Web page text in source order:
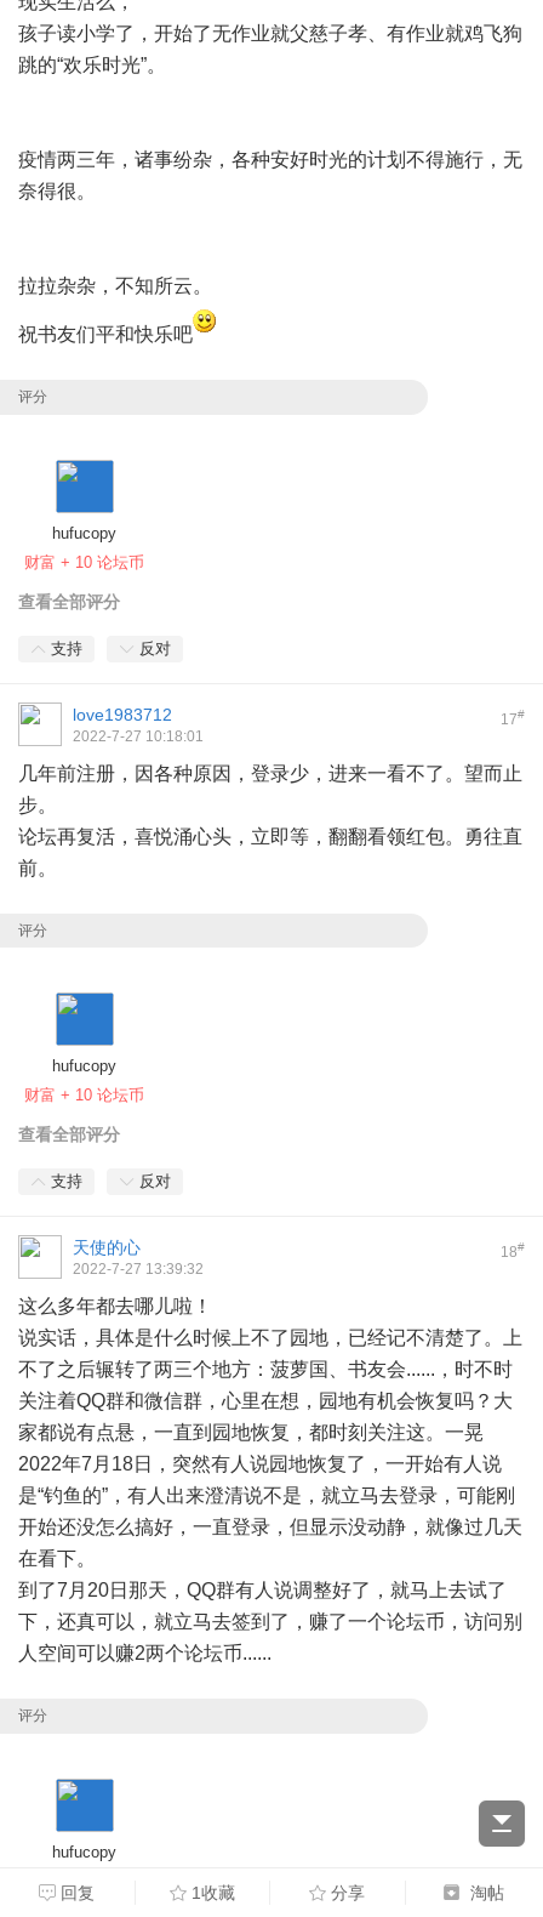
孩子读小学了，开始了无作业就父慈子孝、有作业就鸡飞狗
跳的“欢乐时光”。
疫情两三年，诸事纷杂，各种安好时光的计划不得施行，无
奈得很。
拉拉杂杂，不知所云。
祝书友们平和快乐吧
评分
hufucopy
财富 + 10 论坛币
查看全部评分
支持 反对
17#
love1983712
2022-7-27 10:18:01
几年前注册，因各种原因，登录少，进来一看不了。望而止
步。
论坛再复活，喜悦涌心头，立即等，翻翻看领红包。勇往直
前。
评分
hufucopy
财富 + 10 论坛币
查看全部评分
支持 反对
18#
天使的心
2022-7-27 13:39:32
这么多年都去哪儿啦！
说实话，具体是什么时候上不了园地，已经记不清楚了。上
不了之后辗转了两三个地方：菠萝国、书友会......，时不时
关注着QQ群和微信群，心里在想，园地有机会恢复吗？大
家都说有点悬，一直到园地恢复，都时刻关注这。一晃
2022年7月18日，突然有人说园地恢复了，一开始有人说
是“钓鱼的”，有人出来澄清说不是，就立马去登录，可能刚
开始还没怎么搞好，一直登录，但显示没动静，就像过几天
在看下。
到了7月20日那天，QQ群有人说调整好了，就马上去试了
下，还真可以，就立马去签到了，赚了一个论坛币，访问别
人空间可以赚2两个论坛币......
评分
hufucopy
财富 + 10 论坛币
回复 1收藏 分享 淘帖